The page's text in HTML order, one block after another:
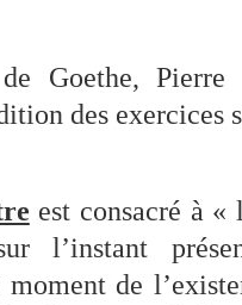
Goethe, Pierre
des exercices
est consacré à «
l’instant
de